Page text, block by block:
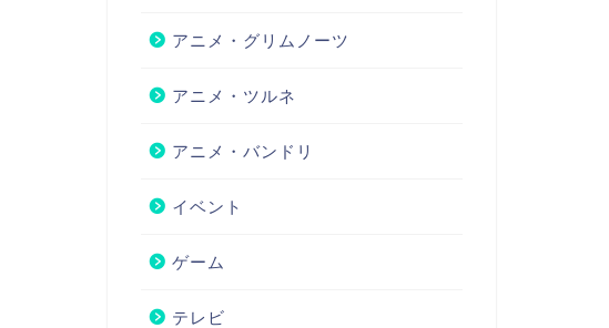
アニメ・グリムノーツ
アニメ・ツルネ
アニメ・バンドリ
イベント
ゲーム
テレビ